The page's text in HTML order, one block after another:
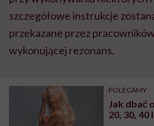
szczegółowe instrukcje
przekazane przez
wykonującej rezonans.
POLECAMY
Jak dbać
20, 30, 40